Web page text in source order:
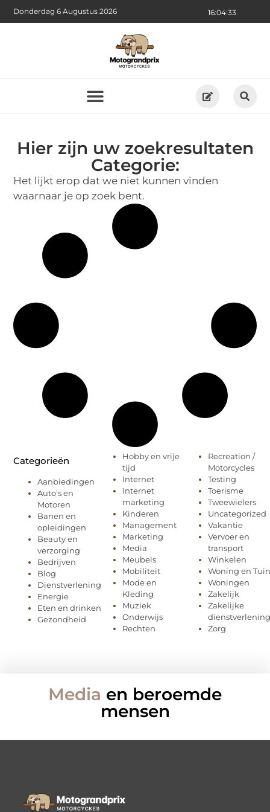
16:04:33
Donderdag 6 Augustus 2026
Hier zijn uw zoekresultaten
Categorie:
Het lijkt erop dat we niet kunnen vinden
waarnaar je op zoek bent.
Categorieën
Aanbiedingen
Auto's en
Motoren
Banen en
opleidingen
Beauty en
verzorging
Bedrijven
Blog
Dienstverlening
Energie
Eten en drinken
Gezondheid
Hobby en vrije
tijd
Internet
Internet
marketing
Kinderen
Management
Marketing
Media
Meubels
Mobiliteit
Mode en
Kleding
Muziek
Onderwijs
Rechten
Recreation /
Motorcycles
Testing
Toerisme
Tweewielers
Uncategorized
Vakantie
Vervoer en
transport
Winkelen
Woning en Tuin
Woningen
Zakelijk
Zakelijke
dienstverlening
Zorg
Media en beroemde
mensen